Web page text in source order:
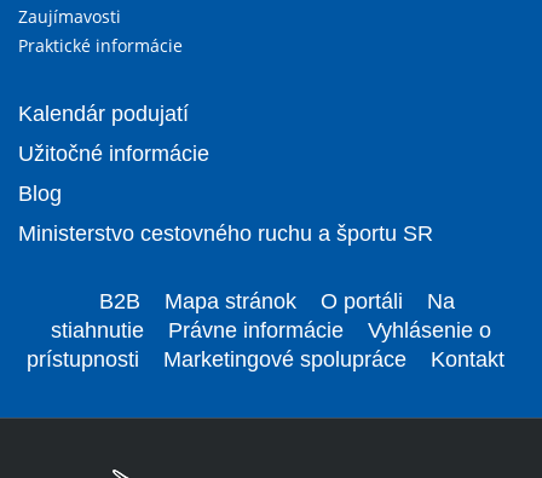
Zaujímavosti
Praktické informácie
Kalendár podujatí
Užitočné informácie
Blog
Ministerstvo cestovného ruchu a športu SR
B2B Mapa stránok O portáli
Na
stiahnutie
Právne informácie
Vyhlásenie o
prístupnosti
Marketingové spolupráce Kontakt